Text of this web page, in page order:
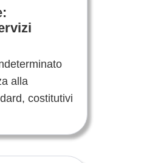
alla
costitutivi